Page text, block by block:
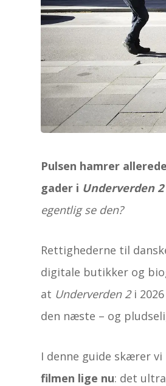
Pulsen hamrer
gader i Underverden 2
egentlig se den?
Rettighederne til
digitale butikker og
at Underverden 2i
den næste – og
I denne guide skærer
filmen lige nu: det